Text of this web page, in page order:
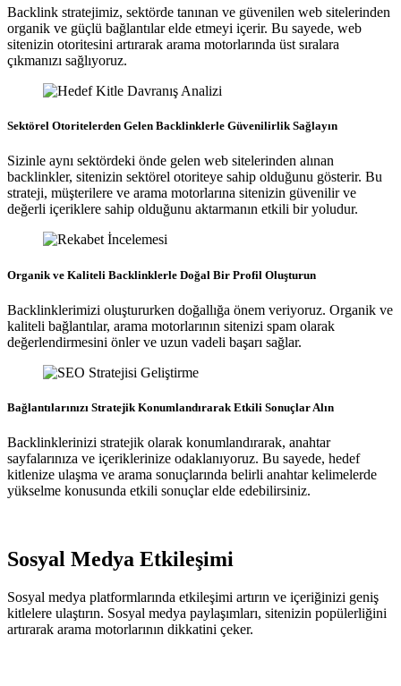
Backlink stratejimiz, sektörde tanınan ve güvenilen web sitelerinden
organik ve güçlü bağlantılar elde etmeyi içerir. Bu sayede, web
sitenizin otoritesini artırarak arama motorlarında üst sıralara
çıkmanızı sağlıyoruz.
Sektörel Otoritelerden Gelen Backlinklerle Güvenilirlik Sağlayın
Sizinle aynı sektördeki önde gelen web sitelerinden alınan
backlinkler, sitenizin sektörel otoriteye sahip olduğunu gösterir. Bu
strateji, müşterilere ve arama motorlarına sitenizin güvenilir ve
değerli içeriklere sahip olduğunu aktarmanın etkili bir yoludur.
Organik ve Kaliteli Backlinklerle Doğal Bir Profil Oluşturun
Backlinklerimizi oluştururken doğallığa önem veriyoruz. Organik ve
kaliteli bağlantılar, arama motorlarının sitenizi spam olarak
değerlendirmesini önler ve uzun vadeli başarı sağlar.
Bağlantılarınızı Stratejik Konumlandırarak Etkili Sonuçlar Alın
Backlinklerinizi stratejik olarak konumlandırarak, anahtar
sayfalarınıza ve içeriklerinize odaklanıyoruz. Bu sayede, hedef
kitlenize ulaşma ve arama sonuçlarında belirli anahtar kelimelerde
yükselme konusunda etkili sonuçlar elde edebilirsiniz.
Sosyal Medya Etkileşimi
Sosyal medya platformlarında etkileşimi artırın ve içeriğinizi geniş
kitlelere ulaştırın. Sosyal medya paylaşımları, sitenizin popülerliğini
artırarak arama motorlarının dikkatini çeker.